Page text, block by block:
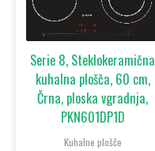
Serie 8, Steklokeramična
kuhalna plošča, 60 cm,
Črna, ploska vgradnja,
PKN601DP1D
Kuhalne plošče